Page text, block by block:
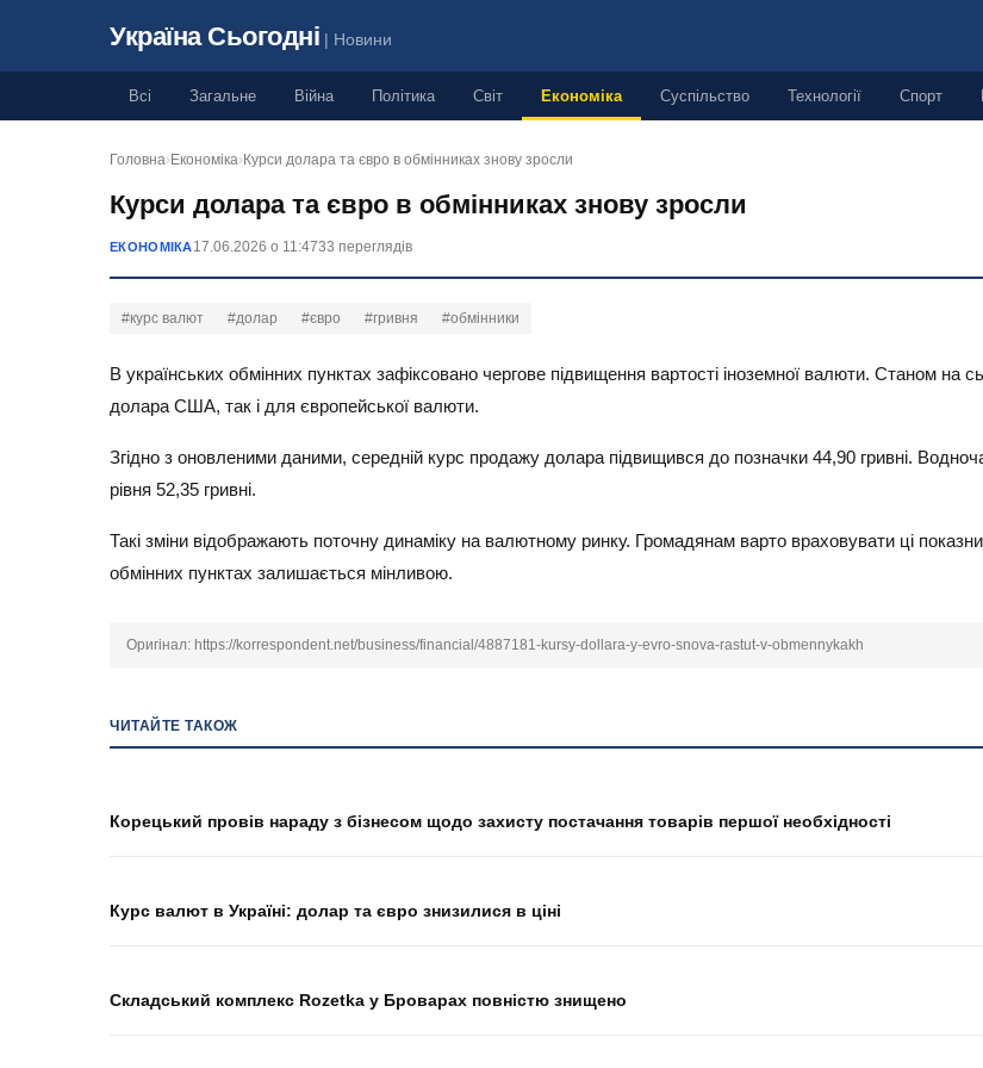
Україна Сьогодні | Новини
Всі Загальне Війна Політика Світ Економіка Суспільство Технології Спорт
Головна› Економіка› Курси долара та євро в обмінниках знову зросли
Курси долара та євро в обмінниках знову зросли
ЕКОНОМІКА17.06.2026 о 11:4733 переглядів
#курс валют #долар #євро #гривня #обмінники
В українських обмінних пунктах зафіксовано чергове підвищення вартості іноземної валюти. Станом на
долара США, так і для європейської валюти.
Згідно з оновленими даними, середній курс продажу долара підвищився до позначки 44,90 гривні.
рівня 52,35 гривні.
Такі зміни відображають поточну динаміку на валютному ринку. Громадянам варто враховувати ці
обмінних пунктах залишається мінливою.
Оригінал: https://korrespondent.net/business/financial/4887181-kursy-dollara-y-evro-snova-rastut-v-obmennykakh
ЧИТАЙТЕ ТАКОЖ
Корецький провів нараду з бізнесом щодо захисту постачання товарів першої необхідності
Курс валют в Україні: долар та євро знизилися в ціні
Складський комплекс Rozetka у Броварах повністю знищено